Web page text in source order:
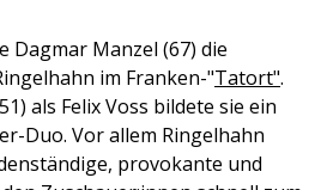
Dagmar Manzel (67) die
im Franken-"Tatort".
als Felix Voss bildete sie ein
Duo. Vor allem Ringelhahn
provokante und